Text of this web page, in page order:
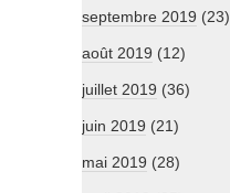
septembre 2019 (23)
août 2019 (12)
juillet 2019 (36)
juin 2019 (21)
mai 2019 (28)